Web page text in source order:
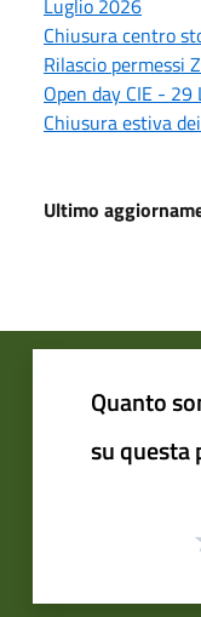
Chiusura centro
Rilascio permessi
Open day CIE -
Chiusura estiva
Ultimo
Quanto
su questa